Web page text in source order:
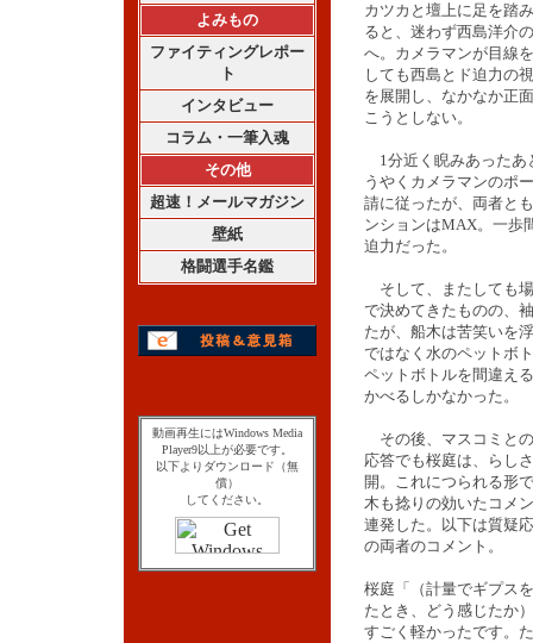
よみもの
ファイティングレポー
ト
インタビュー
コラム・一筆入魂
その他
超速！メールマガジン
壁紙
格闘選手名鑑
動画再生にはWindows Media
Player9以上が必要です。
以下よりダウンロード（無
償）
してください。
カツカと壇上に足を踏
ると、迷わず西島洋介
へ。カメラマンが目線
しても西島とド迫力の
を展開し、なかなか正
こうとしない。
1分近く睨みあったあ
うやくカメラマンのポ
請に従ったが、両者と
ンションはMAX。一歩
迫力だった。
そして、またしても
で決めてきたものの、
たが、船木は苦笑いを
ではなく水のペットボ
ペットボトルを間違え
かべるしかなかった。
その後、マスコミと
応答でも桜庭は、らし
開。これにつられる形
木も捻りの効いたコメ
連発した。以下は質疑
の両者のコメント。
桜庭「（計量でギプス
たとき、どう感じたか
すごく軽かったです。